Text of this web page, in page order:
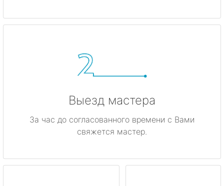
Выезд мастера
За час до согласованного времени с Вами
свяжется мастер.